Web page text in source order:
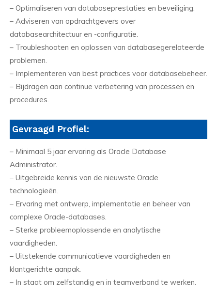
– Optimaliseren van databaseprestaties en beveiliging.
– Adviseren van opdrachtgevers over
databasearchitectuur en -configuratie.
– Troubleshooten en oplossen van databasegerelateerde
problemen.
– Implementeren van best practices voor databasebeheer.
– Bijdragen aan continue verbetering van processen en
procedures.
Gevraagd Profiel:
– Minimaal 5 jaar ervaring als Oracle Database
Administrator.
– Uitgebreide kennis van de nieuwste Oracle
technologieën.
– Ervaring met ontwerp, implementatie en beheer van
complexe Oracle-databases.
– Sterke probleemoplossende en analytische
vaardigheden.
– Uitstekende communicatieve vaardigheden en
klantgerichte aanpak.
– In staat om zelfstandig en in teamverband te werken.